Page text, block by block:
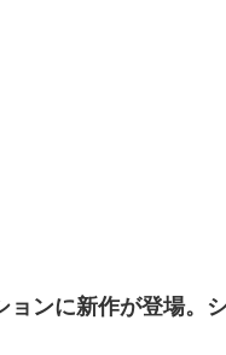
ョンに新作が登場。